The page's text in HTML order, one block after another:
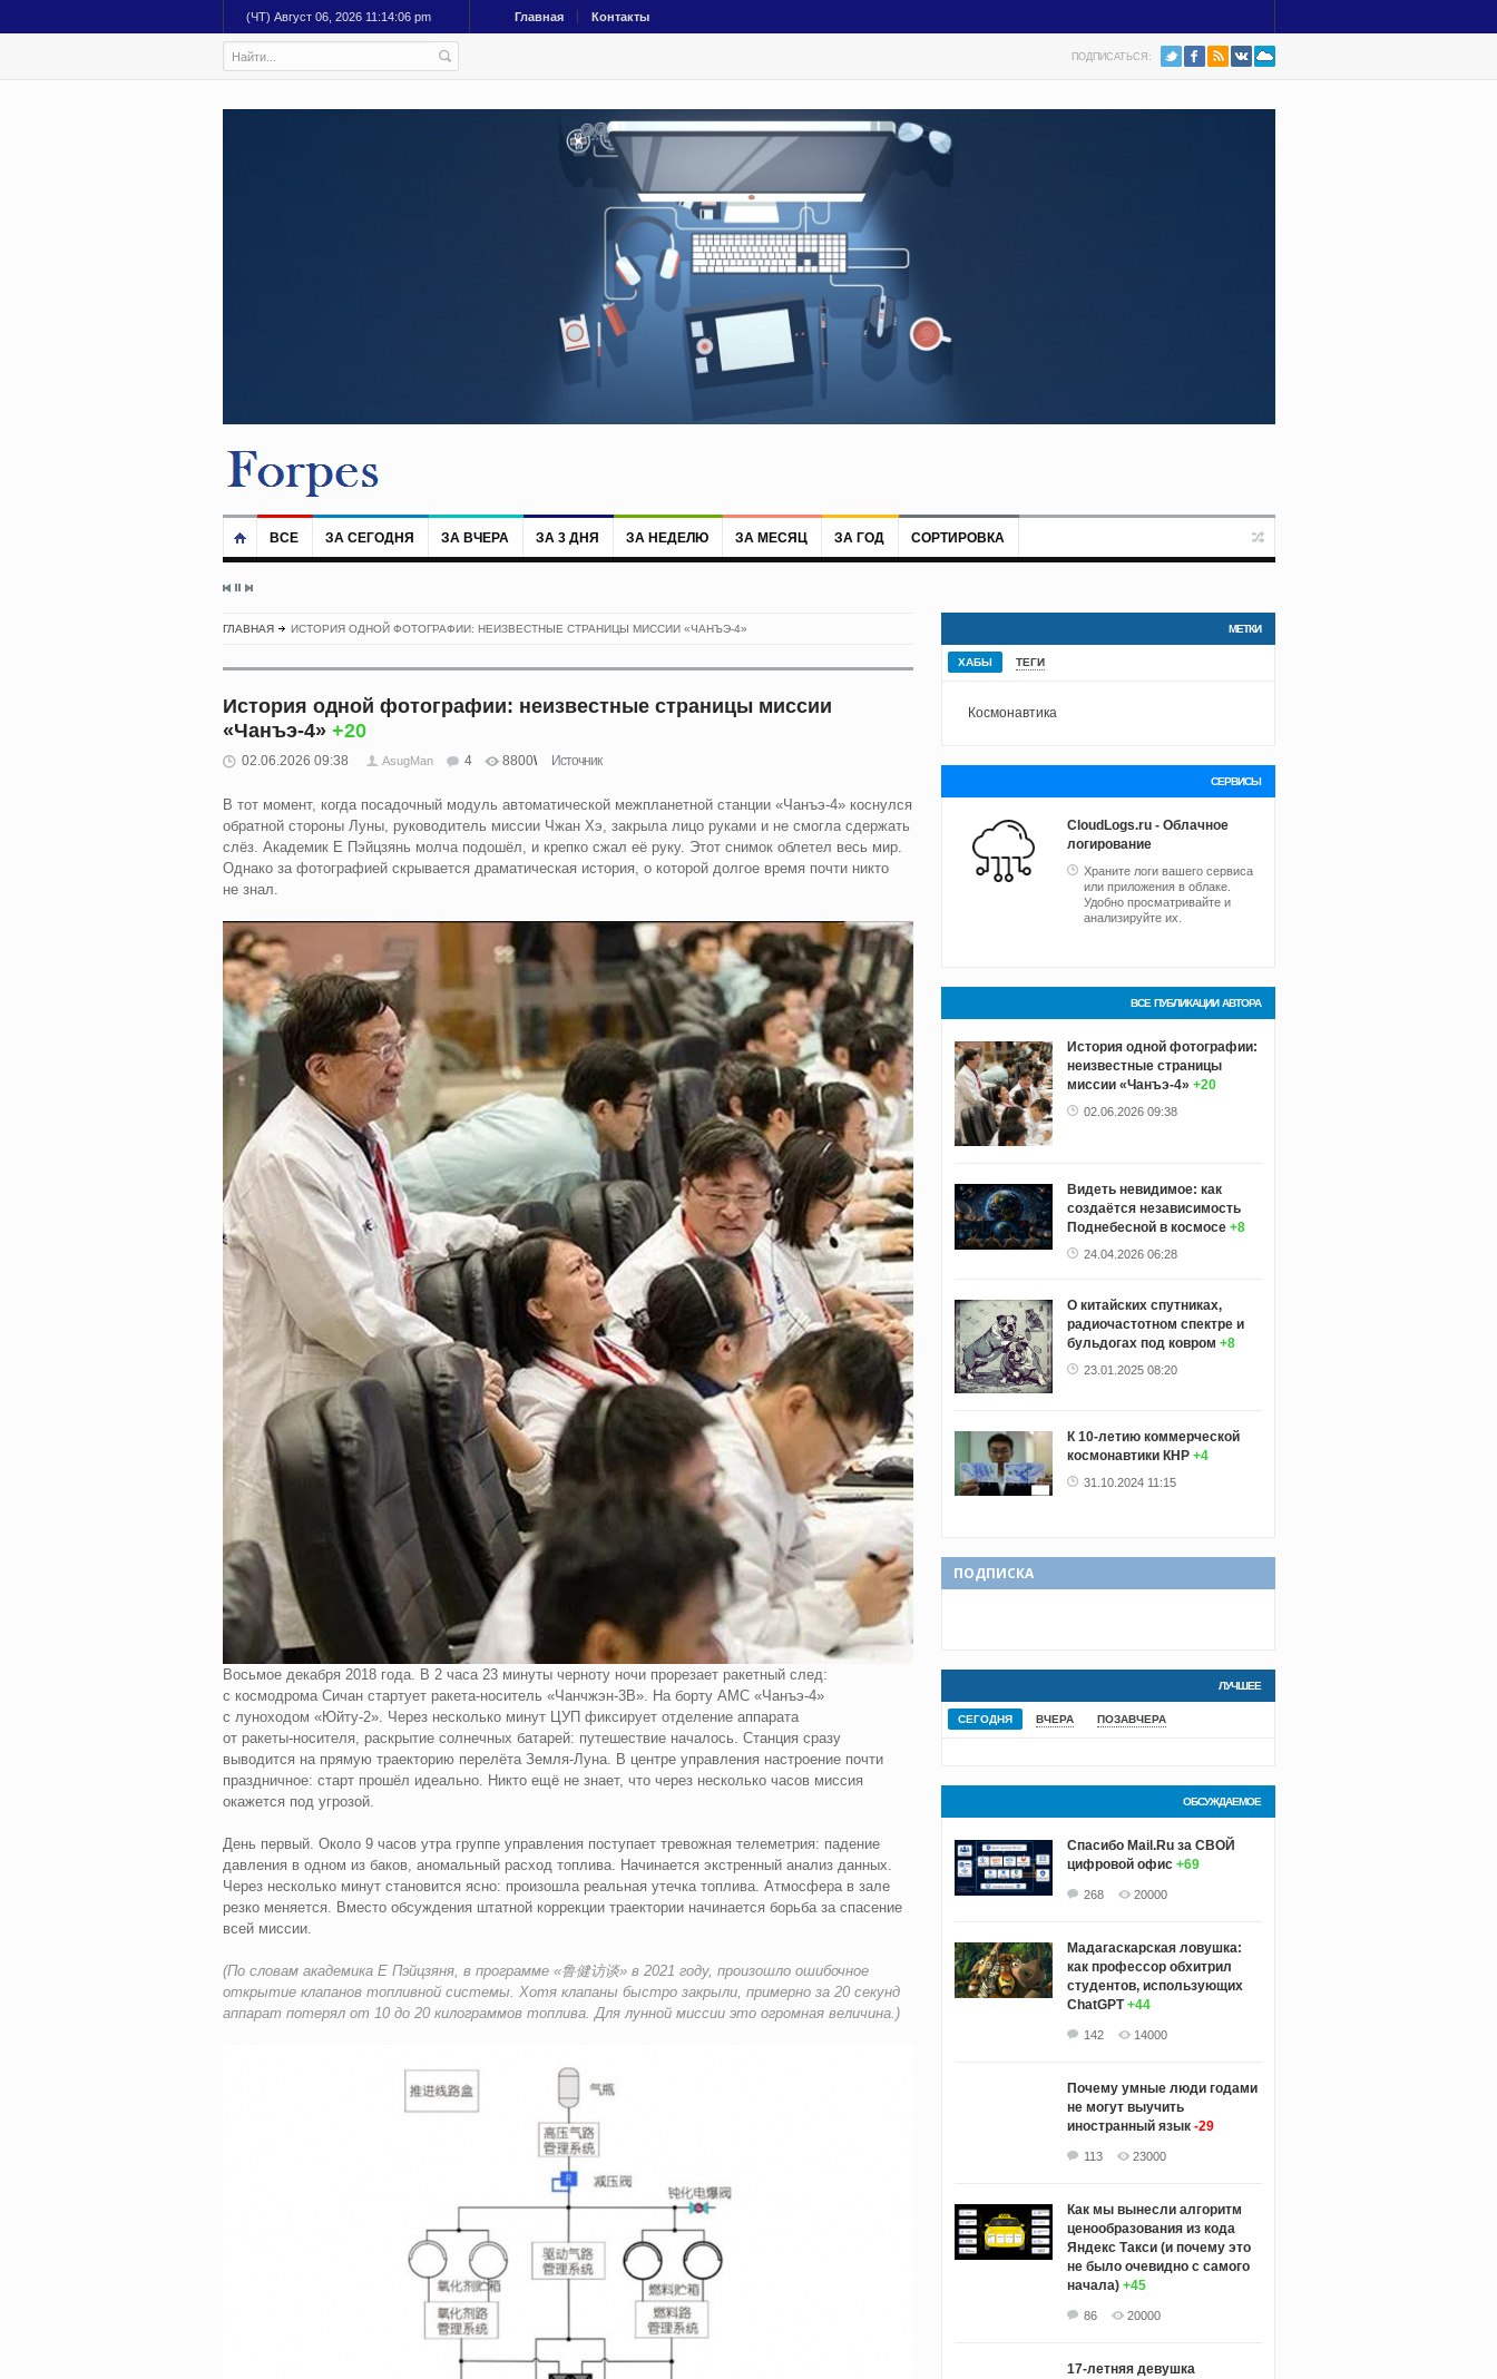
(ЧТ) Август 06, 2026 11:14:07 pm Главная Контакты
ПОДПИСАТЬСЯ:
ВСЕ ЗА СЕГОДНЯ ЗА ВЧЕРА ЗА 3 ДНЯ ЗА НЕДЕЛЮ ЗА МЕСЯЦ ЗА ГОД СОРТИРОВКА
ГЛАВНАЯ ИСТОРИЯ ОДНОЙ ФОТОГРАФИИ: НЕИЗВЕСТНЫЕ СТРАНИЦЫ МИССИИ «ЧАНЪЭ-4»
История одной фотографии: неизвестные страницы миссии
«Чанъэ-4» +20
02.06.2026 09:38 AsugMan 4 8800 Источник
В тот момент, когда посадочный модуль автоматической межпланетной станции «Чанъэ-4» коснулся
обратной стороны Луны, руководитель миссии Чжан Хэ, закрыла лицо руками и не смогла сдержать
слёз. Академик Е Пэйцзянь молча подошёл, и крепко сжал её руку. Этот снимок облетел весь мир.
Однако за фотографией скрывается драматическая история, о которой долгое время почти никто
не знал.
Восьмое декабря 2018 года. В 2 часа 23 минуты черноту ночи прорезает ракетный след:
с космодрома Сичан стартует ракета‑носитель «Чанчжэн-3B». На борту АМС «Чанъэ-4»
с луноходом «Юйту-2». Через несколько минут ЦУП фиксирует отделение аппарата
от ракеты‑носителя, раскрытие солнечных батарей: путешествие началось. Станция сразу
выводится на прямую траекторию перелёта Земля‑Луна. В центре управления настроение почти
праздничное: старт прошёл идеально. Никто ещё не знает, что через несколько часов миссия
окажется под угрозой.
День первый. Около 9 часов утра группе управления поступает тревожная телеметрия: падение
давления в одном из баков, аномальный расход топлива. Начинается экстренный анализ данных.
Через несколько минут становится ясно: произошла реальная утечка топлива. Атмосфера в зале
резко меняется. Вместо обсуждения штатной коррекции траектории начинается борьба за спасение
всей миссии.
(По словам академика Е Пэйцзяня, в программе «鲁健访谈» в 2021 году, произошло ошибочное
открытие клапанов топливной системы. Хотя клапаны быстро закрыли, примерно за 20 секунд
аппарат потерял от 10 до 20 килограммов топлива. Для лунной миссии это огромная величина.)
МЕТКИ
ХАБЫ ТЕГИ
Космонавтика
СЕРВИСЫ
CloudLogs.ru - Облачное
логирование
Храните логи вашего сервиса
или приложения в облаке.
Удобно просматривайте и
анализируйте их.
ВСЕ ПУБЛИКАЦИИ АВТОРА
История одной фотографии:
неизвестные страницы
миссии «Чанъэ-4» +20
02.06.2026 09:38
Видеть невидимое: как
создаётся независимость
Поднебесной в космосе +8
24.04.2026 06:28
О китайских спутниках,
радиочастотном спектре и
бульдогах под ковром +8
23.01.2025 08:20
К 10-летию коммерческой
космонавтики КНР +4
31.10.2024 11:15
ПОДПИСКА
ЛУЧШЕЕ
СЕГОДНЯ ВЧЕРА ПОЗАВЧЕРА
ОБСУЖДАЕМОЕ
Спасибо Mail.Ru за СВОЙ
цифровой офис +69
268 20000
Мадагаскарская ловушка:
как профессор обхитрил
студентов, использующих
ChatGPT +44
142 14000
Почему умные люди годами
не могут выучить
иностранный язык -29
113 23000
Как мы вынесли алгоритм
ценообразования из кода
Яндекс Такси (и почему это
не было очевидно с самого
начала) +45
86 20000
17-летняя девушка